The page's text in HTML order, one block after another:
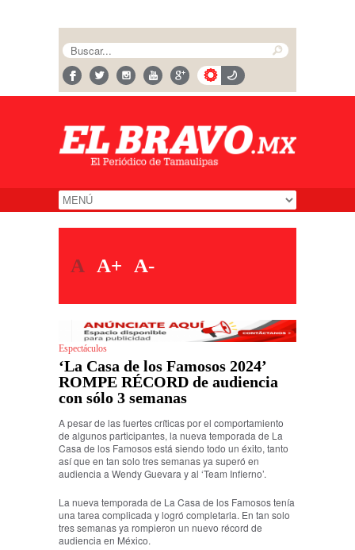
A A+ A-
Espectáculos
‘La Casa de los Famosos 2024’
ROMPE RÉCORD de audiencia
con sólo 3 semanas
A pesar de las fuertes críticas por el comportamiento
de algunos participantes, la nueva temporada de La
Casa de los Famosos está siendo todo un éxito, tanto
así que en tan solo tres semanas ya superó en
audiencia a Wendy Guevara y al ‘Team Infierno’.
La nueva temporada de La Casa de los Famosos tenía
una tarea complicada y logró completarla. En tan solo
tres semanas ya rompieron un nuevo récord de
audiencia en México.